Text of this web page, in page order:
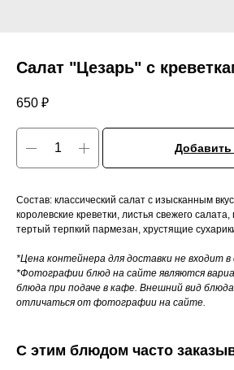
Салат "Цезарь" с
650 ₽
Добавить
Состав: классический салат с изысканным
королевские креветки, листья свежего
тертый терпкий пармезан, хрустящие
*Цена контейнера для доставки не входит
*Фотографии блюд на сайте являются
блюда при подаче в кафе. Внешний вид
отличаться от фотографии на сайте.
С этим блюдом часто